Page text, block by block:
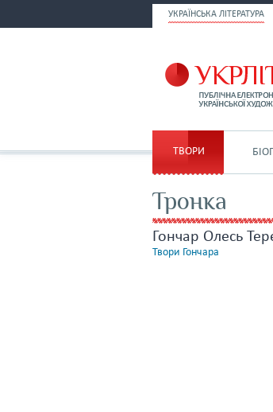
УКРАЇНСЬКА ЛІТЕРАТУРА
ТВОРИ
Тронка
Гончар Олесь
Твори Гончара